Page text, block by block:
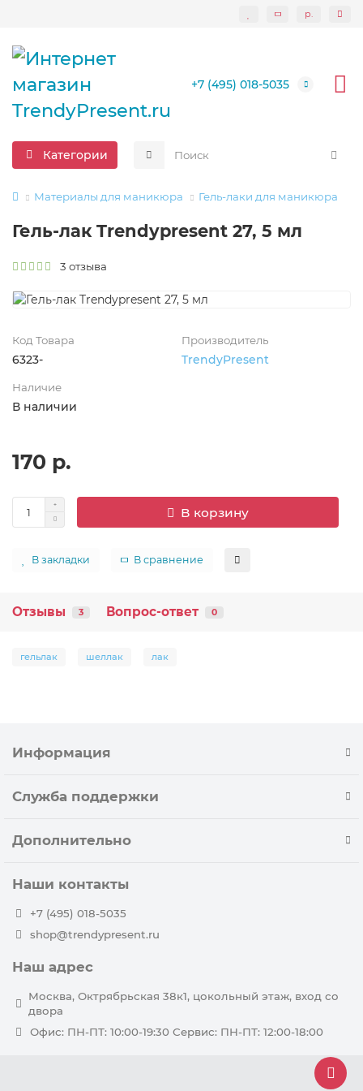
р.
+7 (495) 018-5035
Категории
Материалы для маникюра Гель-лаки для маникюра
Гель-лак Trendypresent 27, 5 мл
3 отзыва
Код Товара
6323-
Производитель
TrendyPresent
Наличие
В наличии
170 р.
В корзину
В закладки В сравнение
Отзывы 3 Вопрос-ответ 0
гельлак шеллак лак
Информация
Служба поддержки
Дополнительно
Наши контакты
+7 (495) 018-5035
shop@trendypresent.ru
Наш адрес
Москва, Октрябрьская 38к1, цокольный этаж, вход со
двора
Офис: ПН-ПТ: 10:00-19:30 Сервис: ПН-ПТ: 12:00-18:00